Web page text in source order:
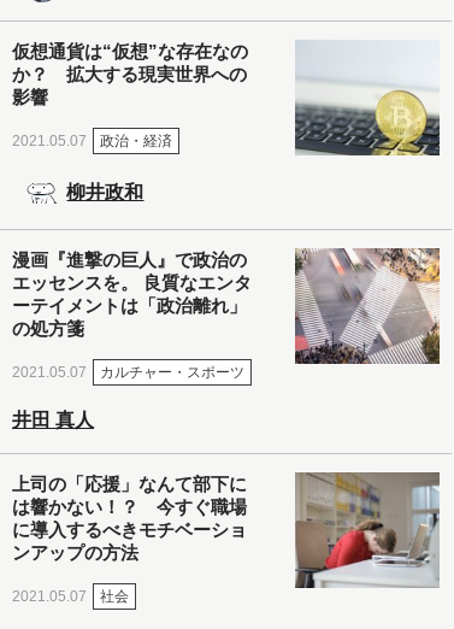
仮想通貨は“仮想”な存在なの
か？ 拡大する現実世界への
影響
2021.05.07 政治・経済
柳井政和
漫画『進撃の巨人』で政治の
エッセンスを。 良質なエンタ
ーテイメントは「政治離れ」
の処方箋
2021.05.07 カルチャー・スポーツ
井田 真人
上司の「応援」なんて部下に
は響かない！？ 今すぐ職場
に導入するべきモチベーショ
ンアップの方法
2021.05.07 社会